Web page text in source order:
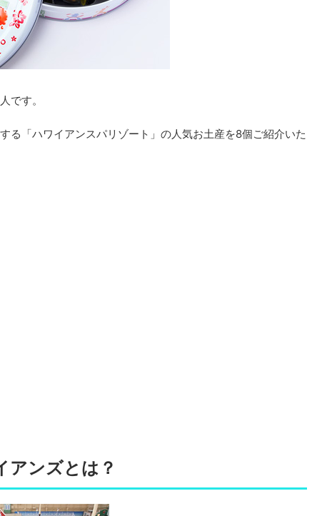
です。
る「ハワイアンスパリゾート」の人気お土産を8個ご紹介いた
アンズとは？